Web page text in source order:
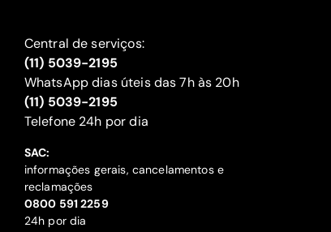
Central de serviços:
(11) 5039-2195
WhatsApp dias úteis das 7h às 20h
(11) 5039-2195
‍Telefone 24h por dia
SAC:
informações gerais, cancelamentos e
reclamações
‍0800 591 2259
24h por dia